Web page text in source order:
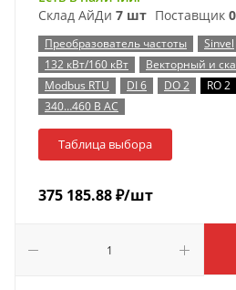
Склад АйДи 7 шт Поставщик
Преобразователь частоты Sinvel
132 кВт/160 кВт
Векторный и
Modbus RTU
DI 6 DO 2 RO 2
340…460 В AC
Таблица выбора
375 185.88₽/шт